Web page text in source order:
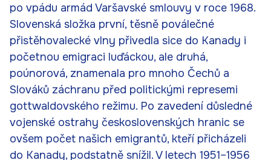
po vpádu armád Varšavské smlouvy v roce 1968.
Slovenská složka první, těsně poválečné
přistěhovalecké vlny přivedla sice do Kanady i
početnou emigraci luďáckou, ale druhá,
poúnorová, znamenala pro mnoho Čechů a
Slováků záchranu před politickými represemi
gottwaldovského režimu. Po zavedení důsledné
vojenské ostrahy československých hranic se
ovšem počet našich emigrantů, kteří přicházeli
do Kanady, podstatně snížil. V letech 1951–1956